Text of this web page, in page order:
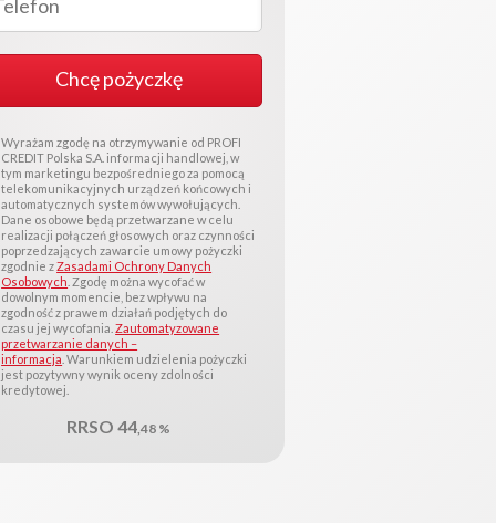
Chcę pożyczkę
Wyrażam zgodę na otrzymywanie od PROFI
CREDIT Polska S.A. informacji handlowej, w
tym marketingu bezpośredniego za pomocą
telekomunikacyjnych urządzeń końcowych i
automatycznych systemów wywołujących.
Dane osobowe będą przetwarzane w celu
realizacji połączeń głosowych oraz czynności
poprzedzających zawarcie umowy pożyczki
zgodnie zZasadami Ochrony Danych
Osobowych . Zgodę można wycofać w
dowolnym momencie, bez wpływu na
zgodność z prawem działań podjętych do
czasu jej wycofania.Zautomatyzowane
przetwarzanie danych –
informacja . Warunkiem udzielenia pożyczki
jest pozytywny wynik oceny zdolności
kredytowej.
RRSO 44,48 %